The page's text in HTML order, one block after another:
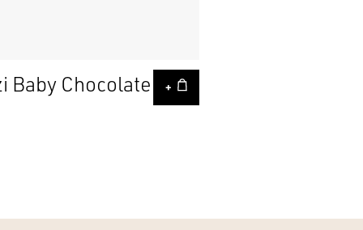
Baby Chocolate +